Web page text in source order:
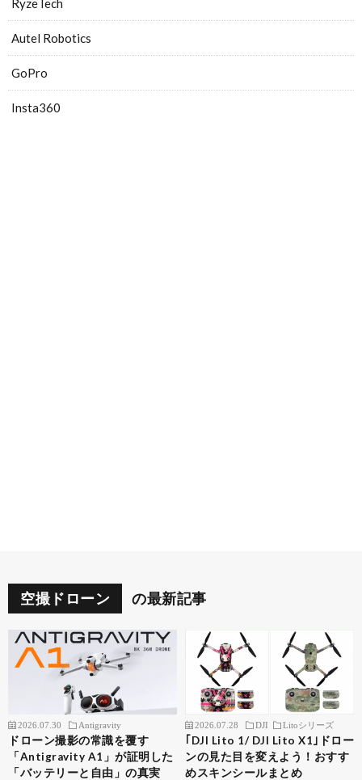
RyzeTech
Autel Robotics
GoPro
Insta360
空撮ドローン の最新記事
2026.07.30 Antigravity
ドローン撮影の常識を覆す
「Antigravity A1」が証明した
「バッテリーと自由」の真実
2026.07.28 DJI Litoシリーズ
｢DJI Lito 1/ DJI Lito X1｣ドロー
ンの見た目を変えよう！おすす
めスキンシールまとめ